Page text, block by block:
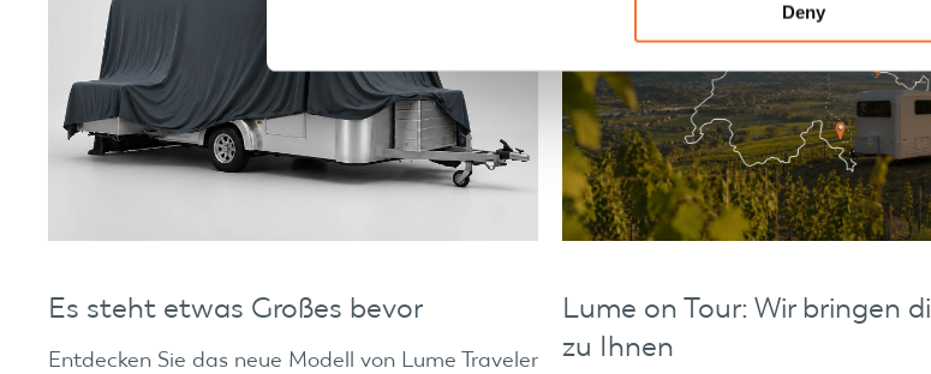
Deny
Es steht etwas Großes bevor
Entdecken Sie das neue Modell von Lume Traveler
Lume on Tour: Wir bringen
zu Ihnen